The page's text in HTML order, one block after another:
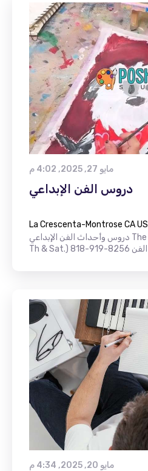
مايو 27, 2025, 4:02 م
دروس الفن الإبداعي
La Crescenta-Montrose CA US
دروس وأحداث الفن الإبداعي The Grown - Montrose (M -
مايو 20, 2025, 4:34 م